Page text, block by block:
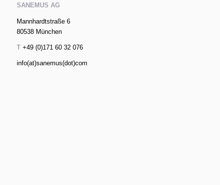
SANEMUS AG
Mannhardtstraße 6
80538 München
T+49 (0)171 60 32 076
info(at)sanemus(dot)com